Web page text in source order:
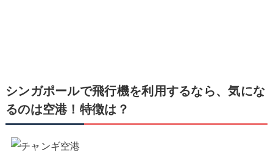
シンガポールで飛行機を利用するなら、気にな
るのは空港！特徴は？